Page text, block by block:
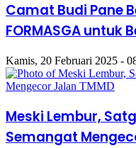
Camat Budi Pane
FORMASGA untuk
Kamis, 20 Februari 2025 -
Meski Lembur,
Semangat